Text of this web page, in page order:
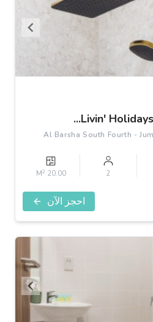
Livin'
2
20.00 M
2
احجز الآن